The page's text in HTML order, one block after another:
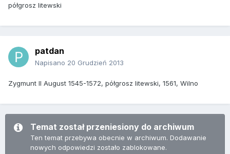
półgrosz litewski
patdan
Napisano 20 Grudzień 2013
Zygmunt II August 1545-1572, półgrosz litewski, 1561, Wilno
Temat został przeniesiony do archiwum
Ten temat przebywa obecnie w archiwum. Dodawanie
nowych odpowiedzi zostało zablokowane.